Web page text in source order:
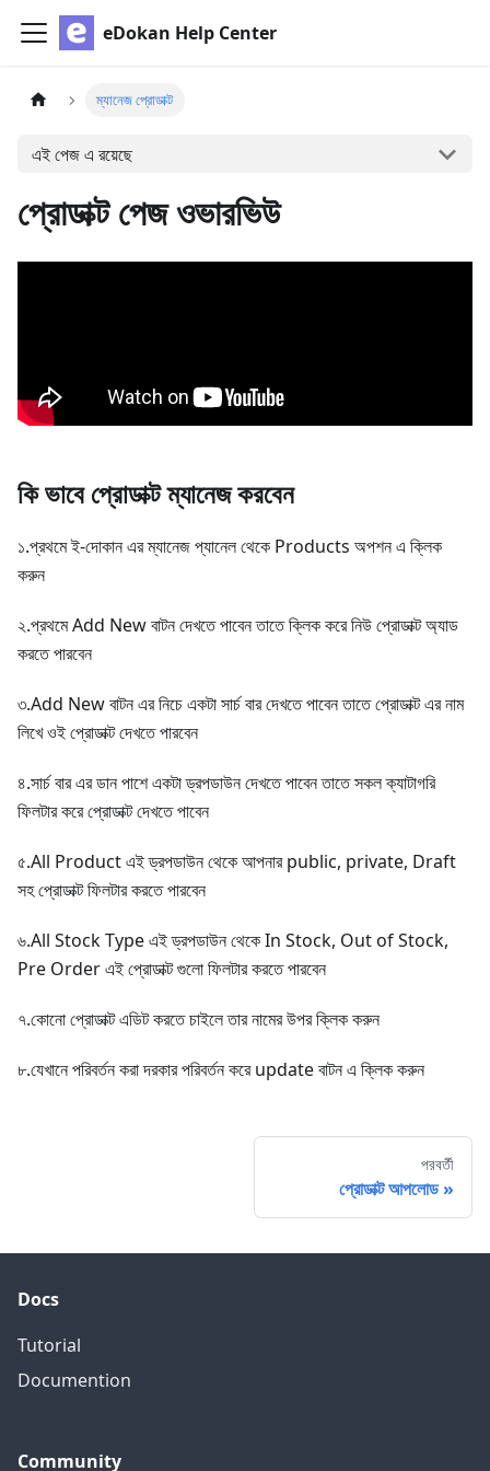
eDokan Help Center
ম্যানেজ প্রোডাক্ট
এই পেজ এ রয়েছে
প্রোডাক্ট পেজ ওভারভিউ
কি ভাবে প্রোডাক্ট ম্যানেজ করবেন
১.প্রথমে ই-দোকান এর ম্যানেজ প্যানেল থেকে Products অপশন এ ক্লিক
করুন
২.প্রথমে Add New বাটন দেখতে পাবেন তাতে ক্লিক করে নিউ প্রোডাক্ট অ্যাড
করতে পারবেন
৩.Add New বাটন এর নিচে একটা সার্চ বার দেখতে পাবেন তাতে প্রোডাক্ট এর নাম
লিখে ওই প্রোডাক্ট দেখতে পারবেন
৪.সার্চ বার এর ডান পাশে একটা ড্রপডাউন দেখতে পাবেন তাতে সকল ক্যাটাগরি
ফিলটার করে প্রোডাক্ট দেখতে পাবেন
৫.All Product এই ড্রপডাউন থেকে আপনার public, private, Draft
সহ প্রোডাক্ট ফিলটার করতে পারবেন
৬.All Stock Type এই ড্রপডাউন থেকে In Stock, Out of Stock,
Pre Order এই প্রোডাক্ট গুলো ফিলটার করতে পারবেন
৭.কোনো প্রোডাক্ট এডিট করতে চাইলে তার নামের উপর ক্লিক করুন
৮.যেখানে পরিবর্তন করা দরকার পরিবর্তন করে update বাটন এ ক্লিক করুন
পরবর্তী
প্রোডাক্ট আপলোড
Docs
Tutorial
Documention
Community